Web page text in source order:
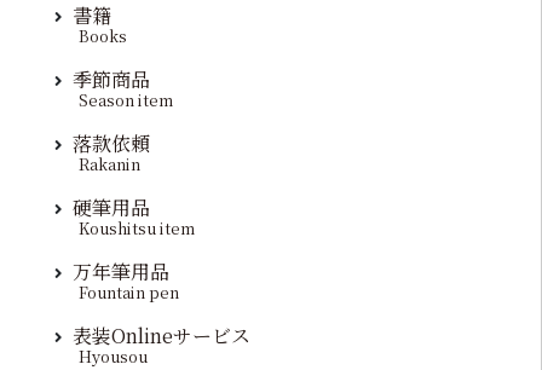
書籍
Books
季節商品
Season item
落款依頼
Rakanin
硬筆用品
Koushitsu item
万年筆用品
Fountain pen
表装Onlineサービス
Hyousou